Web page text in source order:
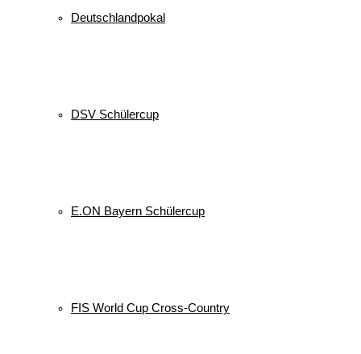
Deutschlandpokal
DSV Schülercup
E.ON Bayern Schülercup
FIS World Cup Cross-Country